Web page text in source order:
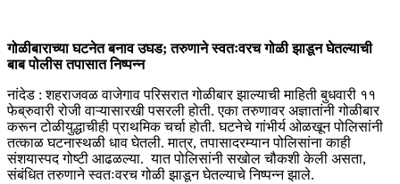
गोळीबाराच्या घटनेत बनाव उघड; तरुणाने स्वतःवरच गोळी झाडून घेतल्याची
बाब पोलीस तपासात निष्पन्न
नांदेड : शहराजवळ वाजेगाव परिसरात गोळीबार झाल्याची माहिती बुधवारी ११
फेब्रुवारी रोजी वाऱ्यासारखी पसरली होती. एका तरुणावर अज्ञातांनी गोळीबार
करून टोळीयुद्धाचीही प्राथमिक चर्चा होती. घटनेचे गांभीर्य ओळखून पोलिसांनी
तत्काळ घटनास्थळी धाव घेतली. मात्र, तपासादरम्यान पोलिसांना काही
संशयास्पद गोष्टी आढळल्या. यात पोलिसांनी सखोल चौकशी केली असता,
संबंधित तरुणाने स्वतःवरच गोळी झाडून घेतल्याचे निष्पन्न झाले.